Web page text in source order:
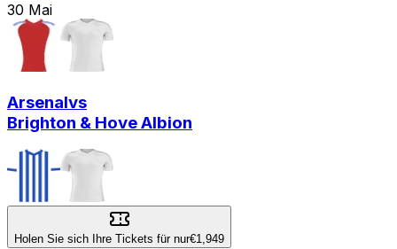
30 Mai
Arsenalvs
Brighton & Hove Albion
Holen Sie sich Ihre Tickets für nur€1,949